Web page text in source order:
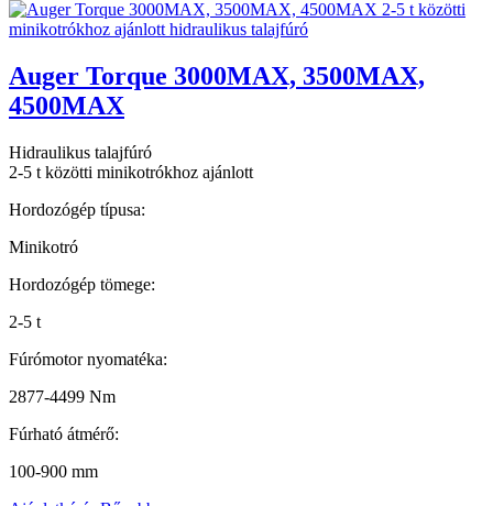
Auger Torque 3000MAX, 3500MAX,
4500MAX
Hidraulikus talajfúró
2-5 t közötti minikotrókhoz ajánlott
Hordozógép típusa:
Minikotró
Hordozógép tömege:
2-5 t
Fúrómotor nyomatéka:
2877-4499 Nm
Fúrható átmérő:
100-900 mm